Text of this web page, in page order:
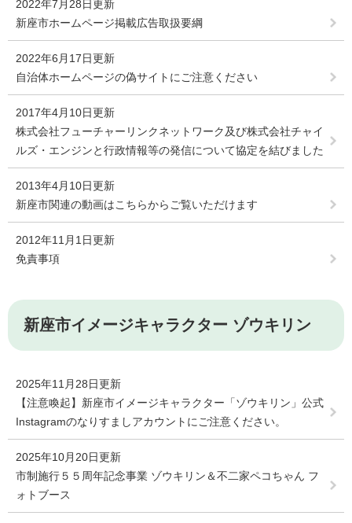
2022年7月28日更新
新座市ホームページ掲載広告取扱要綱
2022年6月17日更新
自治体ホームページの偽サイトにご注意ください
2017年4月10日更新
株式会社フューチャーリンクネットワーク及び株式会社チャイ
ルズ・エンジンと行政情報等の発信について協定を結びました
2013年4月10日更新
新座市関連の動画はこちらからご覧いただけます
2012年11月1日更新
免責事項
新座市イメージキャラクター ゾウキリン
2025年11月28日更新
【注意喚起】新座市イメージキャラクター「ゾウキリン」公式
Instagramのなりすましアカウントにご注意ください。
2025年10月20日更新
市制施行５５周年記念事業 ゾウキリン＆不二家ペコちゃん フ
ォトブース